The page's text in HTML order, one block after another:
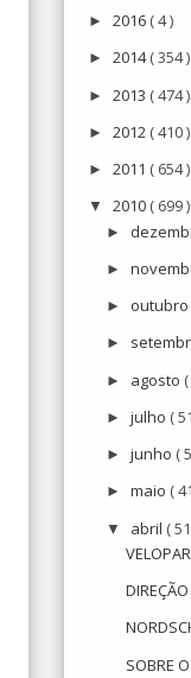
► 2016 ( 4 )
► 2014( 354 )
► 2013 ( 474 )
► 2012 ( 410 )
► 2011 ( 654 )
▼ 2010 ( 699 )
►
►
► outubro
►
► agosto
►julho (
►junho (
►maio (
▼ abril (
DIREÇÃO
SOBRE